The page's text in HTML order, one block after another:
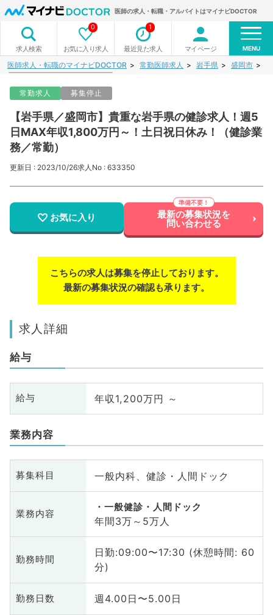
医師の求人・転職・アルバイトはマイナビDOCTOR
求人検索 お気に入り求人
0
最近見た求人
1
マイページ MENU
医師求人・転職のマイナビDOCTOR 常勤医師求人 岩手県 盛岡市
常勤求人 募集停止
【岩手県／盛岡市】貴重な岩手県の健診求人！週5
日MAX年収1,800万円～！土日祝日休み！（健診業
務／常勤）
更新日 : 2023/10/26求人No : 633350
お気に入り 最新の募集状況を
問い合わせる
こちらの求人は募集を停止しております。
最新の募集状況の確認も承ります。
求人詳細
給与
給与 年収1,200万円 ～
業務内容
募集科目 一般内科、健診・人間ドック
業務内容
一般健診・人間ドック
年間3万～5万人
勤務時間
日勤:09:00〜17:30 (休憩時間: 60
分)
勤務日数 週4.00日〜5.00日